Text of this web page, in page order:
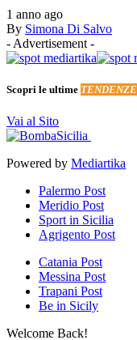
1 anno ago
By Simona Di Salvo
- Advertisement -
Scopri le ultime TENDENZE
Vai al Sito
Powered by Mediartika
Palermo Post
Meridio Post
Sport in Sicilia
Agrigento Post
Catania Post
Messina Post
Trapani Post
Be in Sicily
Welcome Back!